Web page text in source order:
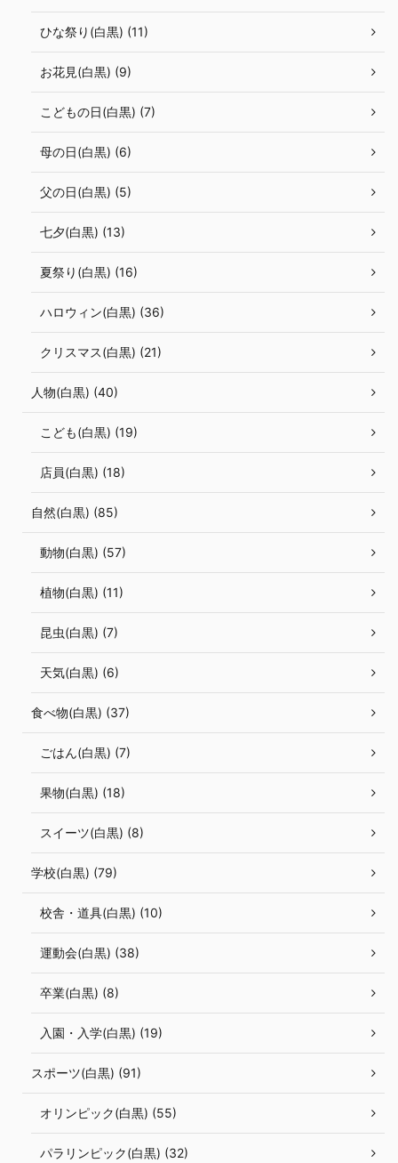
ひな祭り(白黒) (11)
お花見(白黒) (9)
こどもの日(白黒) (7)
母の日(白黒) (6)
父の日(白黒) (5)
七夕(白黒) (13)
夏祭り(白黒) (16)
ハロウィン(白黒) (36)
クリスマス(白黒) (21)
人物(白黒) (40)
こども(白黒) (19)
店員(白黒) (18)
自然(白黒) (85)
動物(白黒) (57)
植物(白黒) (11)
昆虫(白黒) (7)
天気(白黒) (6)
食べ物(白黒) (37)
ごはん(白黒) (7)
果物(白黒) (18)
スイーツ(白黒) (8)
学校(白黒) (79)
校舎・道具(白黒) (10)
運動会(白黒) (38)
卒業(白黒) (8)
入園・入学(白黒) (19)
スポーツ(白黒) (91)
オリンピック(白黒) (55)
パラリンピック(白黒) (32)